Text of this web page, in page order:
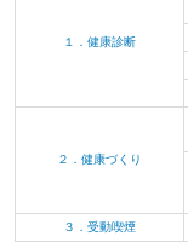
１．健康診断
２．健康づくり
３．受動喫煙